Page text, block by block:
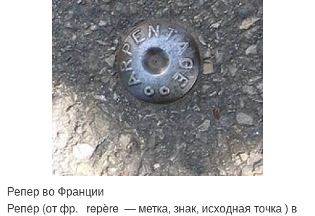
Репер во Франции
Репе́р (от фр. repère — метка, знак, исходная точка ) в